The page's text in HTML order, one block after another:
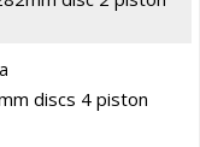
discs 4 piston